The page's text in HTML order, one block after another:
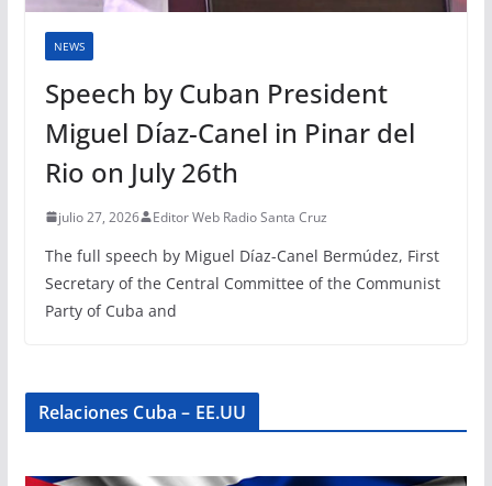
NEWS
Speech by Cuban President
Miguel Díaz-Canel in Pinar del
Rio on July 26th
julio 27, 2026 Editor Web Radio Santa Cruz
The full speech by Miguel Díaz-Canel Bermúdez, First
Secretary of the Central Committee of the Communist
Party of Cuba and
Relaciones Cuba – EE.UU